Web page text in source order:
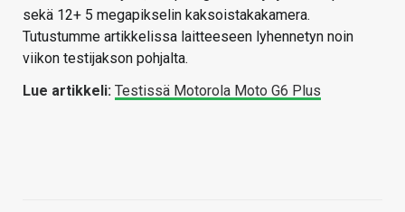
sekä 12+ 5 megapikselin kaksoistakakamera.
Tutustumme artikkelissa laitteeseen lyhennetyn noin
viikon testijakson pohjalta.
Lue artikkeli: Testissä Motorola Moto G6 Plus